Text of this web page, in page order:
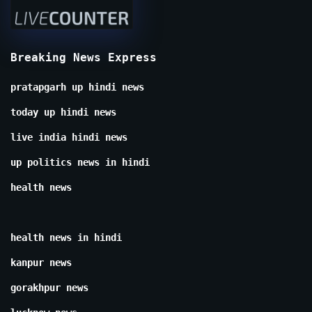
Breaking News Express
pratapgarh up hindi news
today up hindi news
live india hindi news
up politics news in hindi
health news
health news in hindi
kanpur news
gorakhpur news